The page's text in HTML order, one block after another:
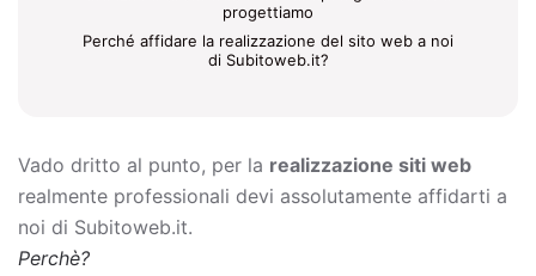
progettiamo
Perché affidare la realizzazione del sito web a noi
di Subitoweb.it?
Vado dritto al punto, per la realizzazione siti web
realmente professionali devi assolutamente affidarti a
noi di Subitoweb.it.
Perchè?